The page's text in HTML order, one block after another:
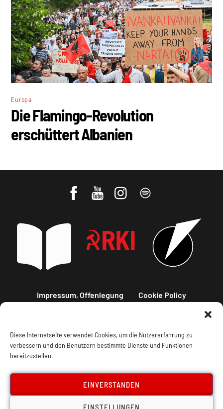
Diese Internetseite verwendet Cookies, um die Nutzererfahrung zu
verbessern und den Benutzern bestimmte Dienste und Funktionen
bereitzustellen.
EINVERSTANDEN
EINSTELLUNGEN
Europa
Die Flamingo-Revolution
erschüttert Albanien
Impressum, Offenlegung Cookie Policy